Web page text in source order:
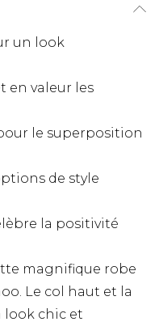
un look
en valeur les
le superposition
de style
la positivité
magnifique robe
Le col haut et la
look chic et